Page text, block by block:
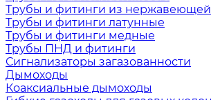
Трубы и фитинги из нержавеющей
Трубы и фитинги латунные
Трубы и фитинги медные
Трубы ПНД и фитинги
Сигнализаторы загазованности
Дымоходы
Коаксиальные дымоходы